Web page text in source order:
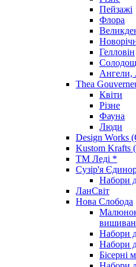
Пейзажі
Флора
Гелловін
Ангели,
Thea
Квіти
Різне
Фауна
Люди
Design
Kustom Krafts
ТМ Леді *
Сузір'я
Набори
ЛанСвіт
Нова Слобода
Набори
Набори
Бісерні